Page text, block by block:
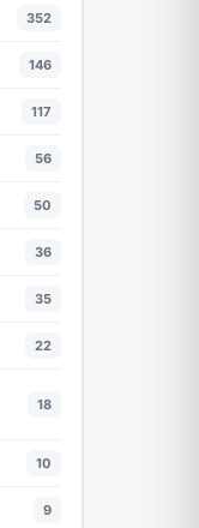
352
146
117
56
50
36
35
22
18
10
9